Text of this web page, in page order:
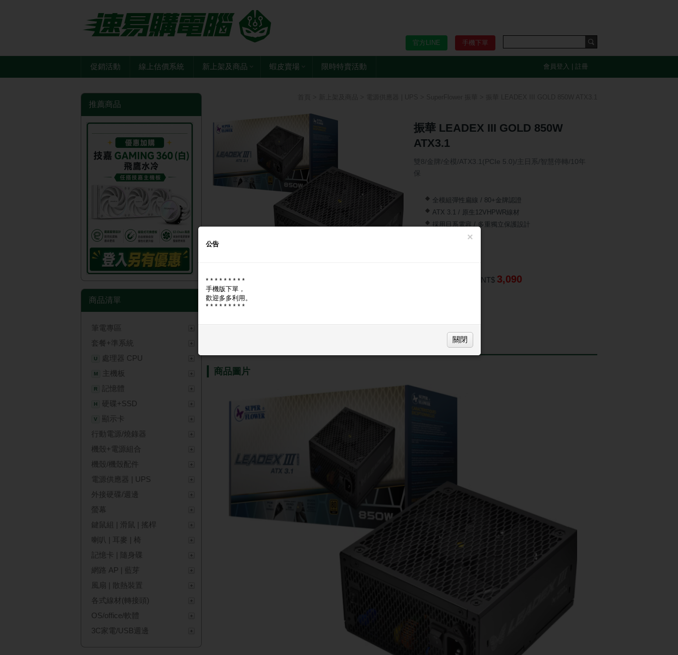
手機下單
官方LINE
促銷活動 線上估價系統 新上架及商品 蝦皮賣場 限時特賣活動 會員登入 註冊
推薦商品
商品清單
筆電專區
套餐+準系統
U 處理器 CPU
M 主機板
R 記憶體
H 硬碟+SSD
V
顯示卡
行動電源/燒錄器
機殼+電源組合
機殼/機殼配件
電源供應器 | UPS
外接硬碟/週邊
螢幕
鍵鼠組 | 滑鼠 | 搖桿
喇叭 | 耳麥 | 椅
記憶卡 | 隨身碟
網路 AP | 藍芽
風扇 | 散熱裝置
各式線材(轉接頭)
OS/office/軟體
3C家電/USB週邊
振華 LEADEX III GOLD 850W
ATX3.1
雙8/金牌/全模/ATX3.1(PCIe 5.0)/主日系/智慧停轉/10年
保
全模組彈性扁線 / 80+金牌認證
ATX 3.1 / 原生12VHPWR線材
採用日系電容 / 多重獨立保護設計
SF-850F14GE
NT$ 3,090
商品圖片
×
公告
* * * * * * * * *
手機版下單，
歡迎多多利用。
* * * * * * * * *
關閉